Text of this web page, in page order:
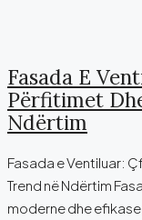
Fasada E
Përfitimet
Ndërtim
Fasada e Ventiluar:
Trend në Ndërtim
moderne dhe